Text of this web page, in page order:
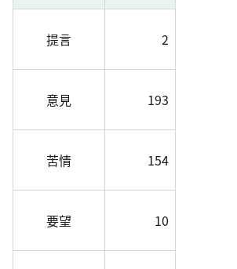
提言 2
意見 193
苦情 154
要望 10